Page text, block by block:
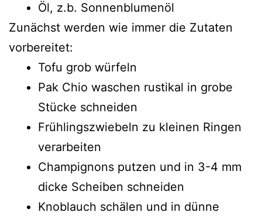
Öl, z.b. Sonnenblumenöl
Zunächst werden wie immer die Zutaten
vorbereitet:
Tofu grob würfeln
Pak Chio waschen rustikal in grobe
Stücke schneiden
Frühlingszwiebeln zu kleinen Ringen
verarbeiten
Champignons putzen und in 3-4 mm
dicke Scheiben schneiden
Knoblauch schälen und in dünne